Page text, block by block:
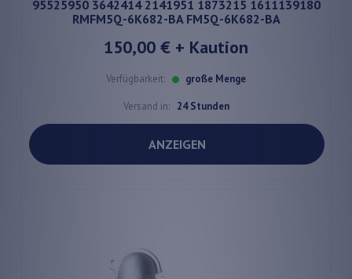
95525950 3642414 2141951 1873215 1611139180
RMFM5Q-6K682-BA FM5Q-6K682-BA
150,00 € + Kaution
Verfügbarkeit: große Menge
Versand in: 24 Stunden
ANZEIGEN